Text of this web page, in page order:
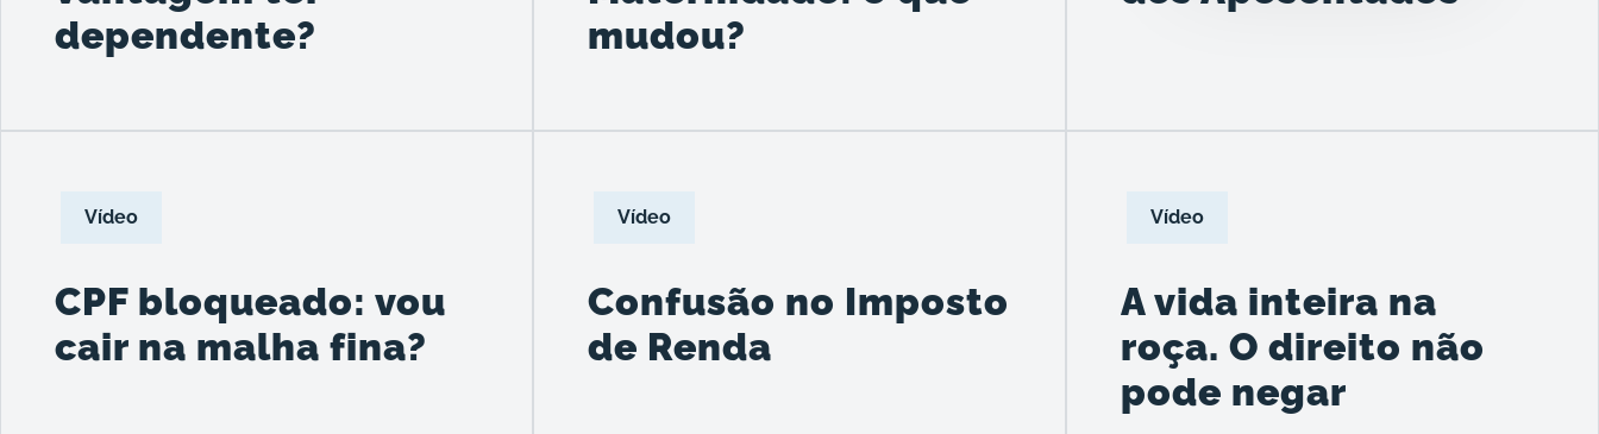
dependente?
mudou?
Vídeo
CPF bloqueado: vou
cair na malha fina?
Vídeo
Confusão no Imposto
de Renda
Vídeo
A vida inteira na
roça. O direito não
pode negar